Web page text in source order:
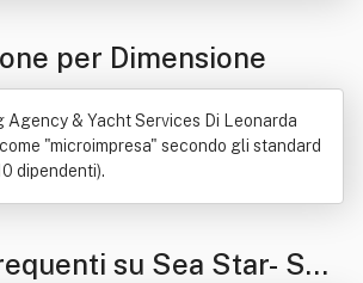
per Dimensione
Agency & Yacht Services Di Leonarda
"microimpresa" secondo gli standard
dipendenti).
su Sea Star- Shi